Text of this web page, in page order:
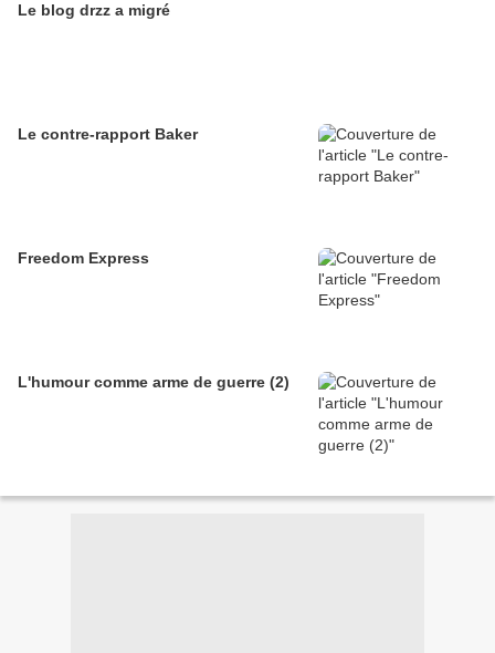
Le blog drzz a migré
Le contre-rapport Baker
Freedom Express
L'humour comme arme de guerre (2)